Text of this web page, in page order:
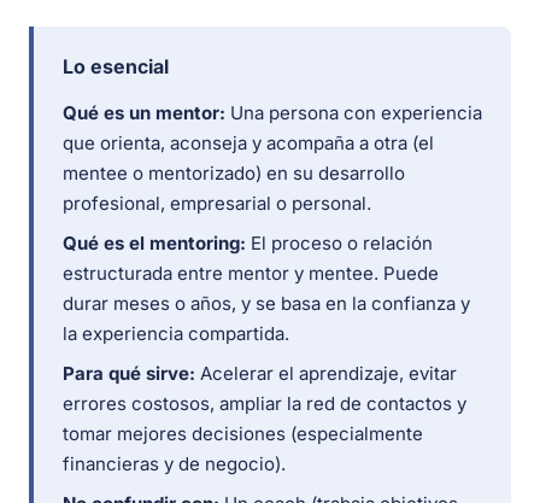
Lo esencial
Qué es un mentor: Una persona con experiencia
que orienta, aconseja y acompaña a otra (el
mentee o mentorizado) en su desarrollo
profesional, empresarial o personal.
Qué es el mentoring: El proceso o relación
estructurada entre mentor y mentee. Puede
durar meses o años, y se basa en la confianza y
la experiencia compartida.
Para qué sirve: Acelerar el aprendizaje, evitar
errores costosos, ampliar la red de contactos y
tomar mejores decisiones (especialmente
financieras y de negocio).